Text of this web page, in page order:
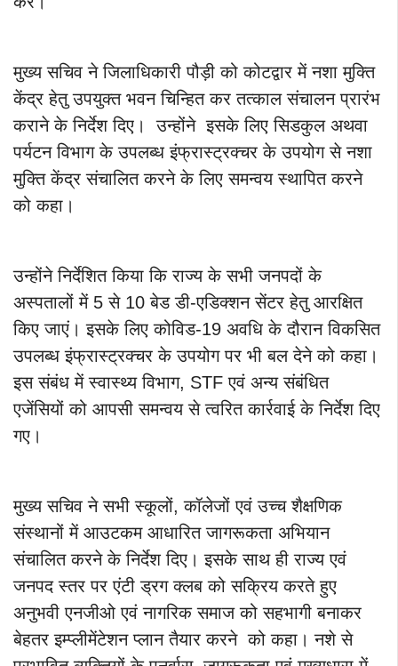
मुख्य सचिव ने जिलाधिकारी पौड़ी को कोटद्वार में नशा मुक्ति
केंद्र हेतु उपयुक्त भवन चिन्हित कर तत्काल संचालन प्रारंभ
कराने के निर्देश दिए। उन्होंने इसके लिए सिडकुल अथवा
पर्यटन विभाग के उपलब्ध इंफ्रास्ट्रक्चर के उपयोग से नशा
मुक्ति केंद्र संचालित करने के लिए समन्वय स्थापित करने
को कहा।
उन्होंने निर्देशित किया कि राज्य के सभी जनपदों के
अस्पतालों में 5 से 10 बेड डी-एडिक्शन सेंटर हेतु आरक्षित
किए जाएं। इसके लिए कोविड-19 अवधि के दौरान विकसित
उपलब्ध इंफ्रास्ट्रक्चर के उपयोग पर भी बल देने को कहा।
इस संबंध में स्वास्थ्य विभाग, STF एवं अन्य संबंधित
एजेंसियों को आपसी समन्वय से त्वरित कार्रवाई के निर्देश दिए
गए।
मुख्य सचिव ने सभी स्कूलों, कॉलेजों एवं उच्च शैक्षणिक
संस्थानों में आउटकम आधारित जागरूकता अभियान
संचालित करने के निर्देश दिए। इसके साथ ही राज्य एवं
जनपद स्तर पर एंटी ड्रग क्लब को सक्रिय करते हुए
अनुभवी एनजीओ एवं नागरिक समाज को सहभागी बनाकर
बेहतर इम्प्लीमेंटेशन प्लान तैयार करने को कहा। नशे से